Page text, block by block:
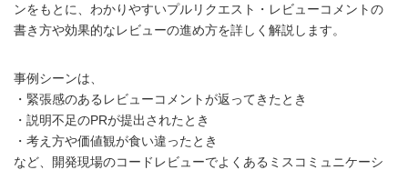
ンをもとに、わかりやすいプルリクエスト・レビューコメントの
書き方や効果的なレビューの進め方を詳しく解説します。
事例シーンは、
・緊張感のあるレビューコメントが返ってきたとき
・説明不足のPRが提出されたとき
・考え方や価値観が食い違ったとき
など、開発現場のコードレビューでよくあるミスコミュニケーシ